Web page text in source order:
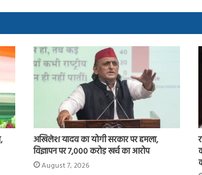
अखिलेश यादव का योगी सरकार पर हमला,
विज्ञापन पर 7,000 करोड़ खर्च का आरोप
August 7, 2026